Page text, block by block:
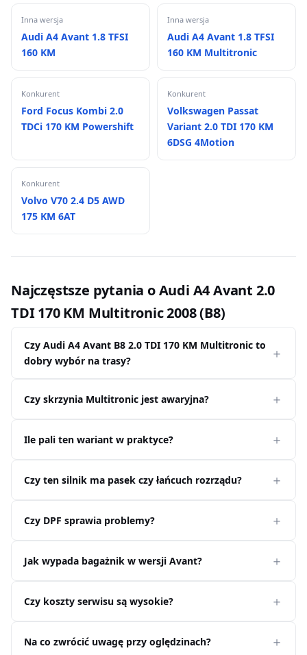
Inna wersja
Audi A4 Avant 1.8 TFSI
160 KM
Inna wersja
Audi A4 Avant 1.8 TFSI
160 KM Multitronic
Konkurent
Ford Focus Kombi 2.0
TDCi 170 KM Powershift
Konkurent
Volkswagen Passat
Variant 2.0 TDI 170 KM
6DSG 4Motion
Konkurent
Volvo V70 2.4 D5 AWD
175 KM 6AT
Najczęstsze pytania o Audi A4 Avant 2.0
TDI 170 KM Multitronic 2008 (B8)
Czy Audi A4 Avant B8 2.0 TDI 170 KM Multitronic to
dobry wybór na trasy?
Czy skrzynia Multitronic jest awaryjna?
Ile pali ten wariant w praktyce?
Czy ten silnik ma pasek czy łańcuch rozrządu?
Czy DPF sprawia problemy?
Jak wypada bagażnik w wersji Avant?
Czy koszty serwisu są wysokie?
Na co zwrócić uwagę przy oględzinach?